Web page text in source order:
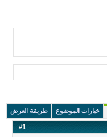
خيارات الموضوع طريقة العرض
#1